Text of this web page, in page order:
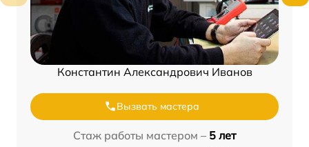
Константин Александрович Иванов
Вызвать мастера
Стаж работы мастером – 5 лет